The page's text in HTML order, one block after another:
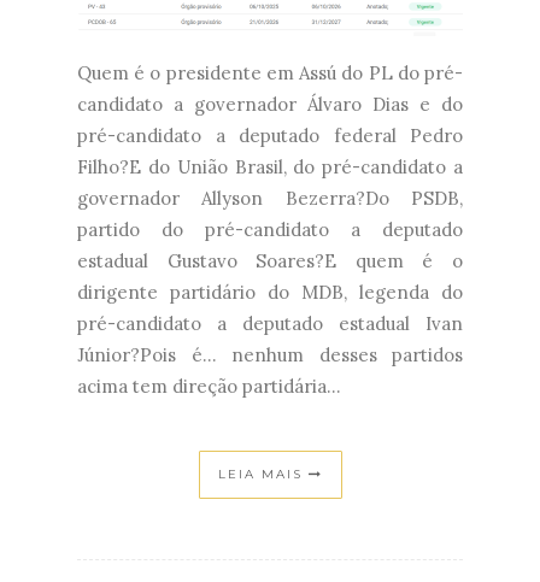
Quem é o presidente em Assú do PL do pré-
candidato a governador Álvaro Dias e do
pré-candidato a deputado federal Pedro
Filho?E do União Brasil, do pré-candidato a
governador Allyson Bezerra?Do PSDB,
partido do pré-candidato a deputado
estadual Gustavo Soares?E quem é o
dirigente partidário do MDB, legenda do
pré-candidato a deputado estadual Ivan
Júnior?Pois é... nenhum desses partidos
acima tem direção partidária...
LEIA MAIS